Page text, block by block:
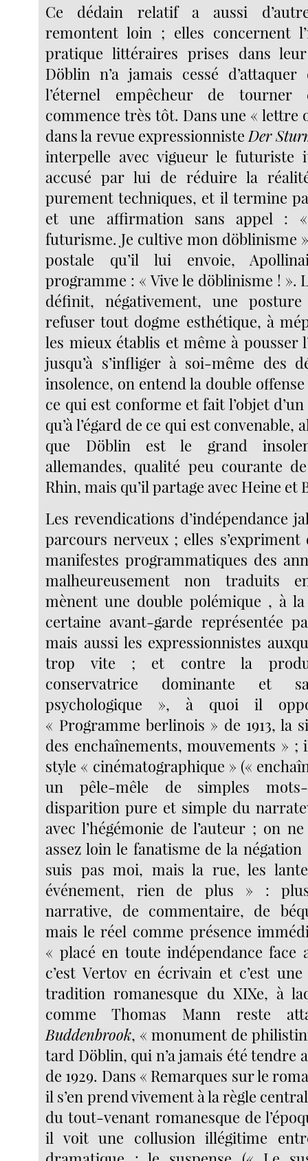
Ce dédain relatif a aussi
remontent loin ; elles concernent
pratique littéraires prises dans
Döblin n’a jamais cessé
l’éternel empêcheur de
commence très tôt. Dans une « lettre
dans la revue expressionniste Der
interpelle avec vigueur le futuriste
accusé par lui de réduire la
purement techniques, et il termine
et une affirmation sans appel :
futurisme. Je cultive mon döblinisme
postale qu’il lui envoie,
programme : « Vive le döblinisme ! ».
définit, négativement, une
refuser tout dogme esthétique, à
les mieux établis et même à pousser
jusqu’à s’infliger à soi-même des
insolence, on entend la double offense
ce qui est conforme et fait l’objet
qu’à l’égard de ce qui est
que Döblin est le grand
allemandes, qualité peu courante
Rhin, mais qu’il partage avec Heine et
Les revendications d’indépendance
parcours nerveux ; elles s’expriment
manifestes programmatiques des
malheureusement non traduits
mènent une double polémique , à
certaine avant-garde représentée
mais aussi les expressionnistes
trop vite ; et contre la
conservatrice dominante et
psychologique », à quoi il
« Programme berlinois » de 1913, la
des enchaînements, mouvements »
style « cinématographique » («
un pêle-mêle de simples
disparition pure et simple du
avec l’hégémonie de l’auteur ; on
assez loin le fanatisme de la
suis pas moi, mais la rue, les
événement, rien de plus » :
narrative, de commentaire, de
mais le réel comme présence
« placé en toute indépendance face
c’est Vertov en écrivain et c’est
tradition romanesque du XIXe, à
comme Thomas Mann reste
Buddenbrook, « monument de
tard Döblin, qui n’a jamais été tendre
de 1929. Dans « Remarques sur le
il s’en prend vivement à la règle
du tout-venant romanesque de
il voit une collusion illégitime